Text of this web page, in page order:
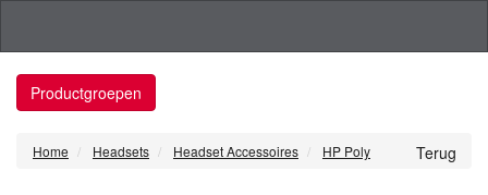
Productgroepen
Terug
Home Headsets Headset Accessoires HP Poly